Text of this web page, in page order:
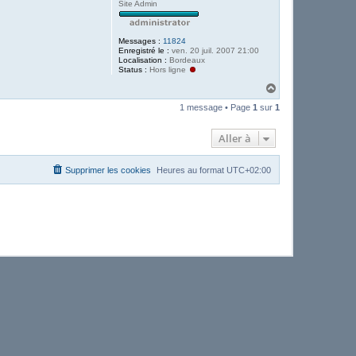
Site Admin
Messages : 11824
Enregistré le : ven. 20 juil. 2007 21:00
Localisation : Bordeaux
Status : Hors ligne
a
u
1 message • Page 1 sur 1
Aller à
Heures au format UTC+02:00
Supprimer les cookies